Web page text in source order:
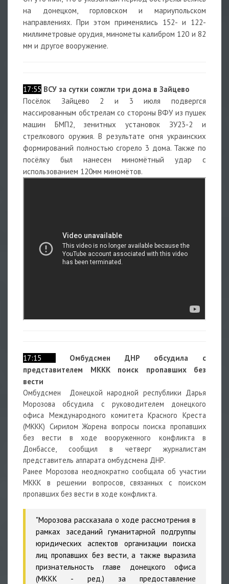
на донецком, горловском и мариупольском
направлениях. При этом применялись 152- и 122-
миллиметровые орудия, минометы калибром 120 и 82
мм и другое вооружение.
17:55 ВСУ за сутки сожгли три дома в Зайцево
Посёлок Зайцево 2 и 3 июля подвергся
массированным обстрелам со стороны ВФУ из пушек
машин БМП2, зенитных установок ЗУ23-2 и
стрелкового оружия. В результате огня украинских
формирований полностью сгорело 3 дома. Также по
посёлку был нанесен миномётный удар с
использованием 120мм миномётов.
17:15
Омбудсмен ДНР обсудила с
представителем МККК поиск пропавших без
вести
Омбудсмен Донецкой народной республики Дарья
Морозова обсудила с руководителем донецкого
офиса Международного комитета Красного Креста
(МККК) Сирилом Жорена вопросы поиска пропавших
без вести в ходе вооруженного конфликта в
Донбассе, сообщил в четверг журналистам
представитель аппарата омбудсмена ДНР.
Ранее Морозова неоднократно сообщала об участии
МККК в решении вопросов, связанных с поиском
пропавших без вести в ходе конфликта.
"Морозова рассказала о ходе рассмотрения в
рамках заседаний гуманитарной подгруппы
юридических аспектов организации поиска
лиц пропавших без вести, а также выразила
признательность главе донецкого офиса
(МККК - ред.) за предоставление